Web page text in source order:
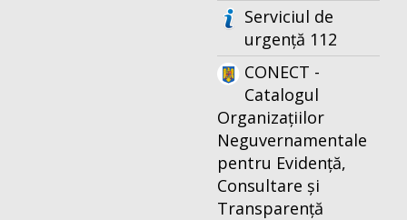
Serviciul de
urgență 112
CONECT -
Catalogul
Organizațiilor
Neguvernamentale
pentru Evidență,
Consultare și
Transparență